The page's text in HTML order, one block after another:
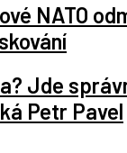
NATO
Jde
Petr Pavel